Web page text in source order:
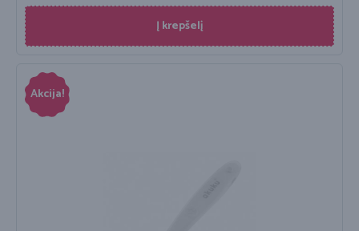
Į krepšelį
Akcija!